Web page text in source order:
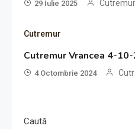
29 Iulie 2025 Cutremur
Cutremur
Cutremur Vrancea 4-
4 Octombrie 2024
Caută